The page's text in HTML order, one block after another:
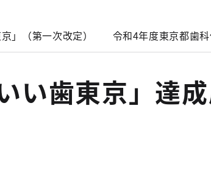
」（第一次改定） 令和4年度東京都歯
い歯東京」達